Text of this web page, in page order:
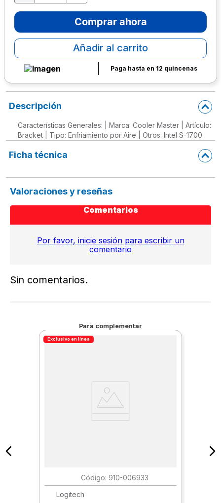
Comprar ahora
Añadir al carrito
Paga hasta en 12 quincenas
Descripción
Características Generales: | Marca: Cooler Master | Artículo:
Bracket | Tipo: Enfriamiento por Aire | Otros: Intel S-1700
Ficha técnica
Valoraciones y reseñas
Comentarios
Por favor, inicie sesión para escribir un
comentario
Sin comentarios.
Para complementar
Exclusivo en línea
: 910-006933
Logitech